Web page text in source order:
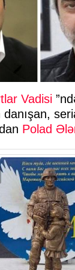
Vadisi
danışan,
Polad